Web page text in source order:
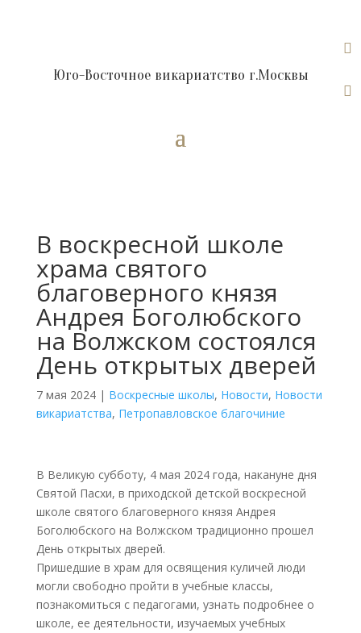


Юго-Восточное викариатство г.Москвы
В воскресной школе
храма святого
благоверного князя
Андрея Боголюбского
на Волжском состоялся
День открытых дверей
7 мая 2024| Воскресные школы, Новости, Новости
викариатства, Петропавловское благочиние
В Великую субботу, 4 мая 2024 года, накануне дня
Святой Пасхи, в приходской детской воскресной
школе святого благоверного князя Андрея
Боголюбского на Волжском традиционно прошел
День открытых дверей.
Пришедшие в храм для освящения куличей люди
могли свободно пройти в учебные классы,
познакомиться с педагогами, узнать подробнее о
школе, ее деятельности, изучаемых учебных